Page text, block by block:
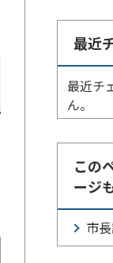
最近
最近チ
ん。
この
ージ
市